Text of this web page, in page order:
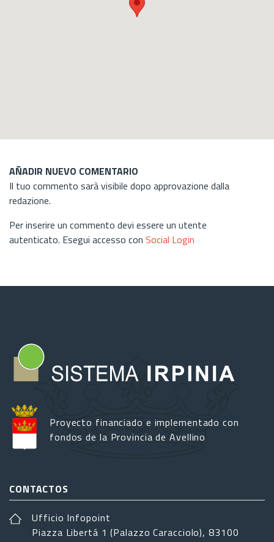
AÑADIR NUEVO COMENTARIO
Il tuo commento sarà visibile dopo approvazione dalla
redazione.
Per inserire un commento devi essere un utente
autenticato. Esegui accesso con Social Login
Proyecto financiado e implementado con
fondos de la Provincia de Avellino
CONTACTOS
Ufficio Infopoint
Piazza Libertá 1 (Palazzo Caracciolo), 83100